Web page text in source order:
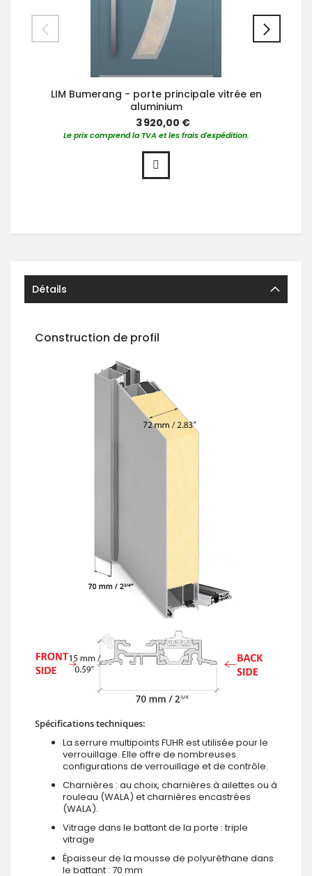
LIM Bumerang - porte principale vitrée en
aluminium
3 920,00 €
Le prix comprend la TVA et les frais d'expédition.
Détails